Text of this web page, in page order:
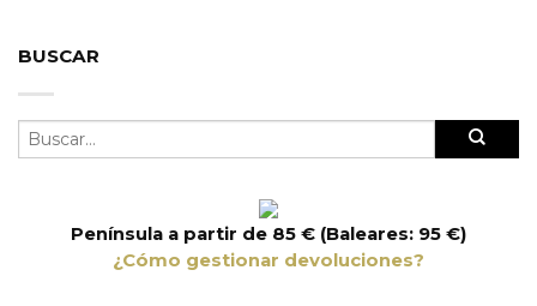
BUSCAR
Península a partir de 85 € (Baleares: 95 €)
¿Cómo gestionar devoluciones?